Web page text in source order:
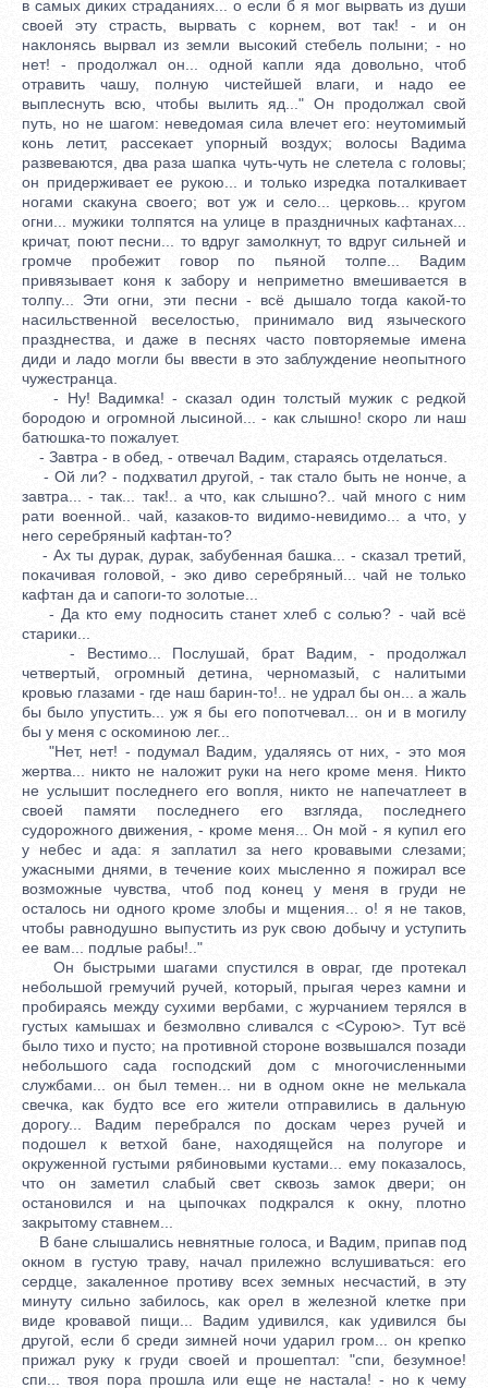
в самых диких страданиях... о если б я мог вырвать из души
своей эту страсть, вырвать с корнем, вот так! - и он
наклонясь вырвал из земли высокий стебель полыни; - но
нет! - продолжал он... одной капли яда довольно, чтоб
отравить чашу, полную чистейшей влаги, и надо ее
выплеснуть всю, чтобы вылить яд..." Он продолжал свой
путь, но не шагом: неведомая сила влечет его: неутомимый
конь летит, рассекает упорный воздух; волосы Вадима
развеваются, два раза шапка чуть-чуть не слетела с головы;
он придерживает ее рукою... и только изредка поталкивает
ногами скакуна своего; вот уж и село... церковь... кругом
огни... мужики толпятся на улице в праздничных кафтанах...
кричат, поют песни... то вдруг замолкнут, то вдруг сильней и
громче пробежит говор по пьяной толпе... Вадим
привязывает коня к забору и неприметно вмешивается в
толпу... Эти огни, эти песни - всё дышало тогда какой-то
насильственной веселостью, принимало вид языческого
празднества, и даже в песнях часто повторяемые имена
диди и ладо могли бы ввести в это заблуждение неопытного
чужестранца.
- Ну! Вадимка! - сказал один толстый мужик с редкой
бородою и огромной лысиной... - как слышно! скоро ли наш
батюшка-то пожалует.
- Завтра - в обед, - отвечал Вадим, стараясь отделаться.
- Ой ли? - подхватил другой, - так стало быть не нонче, а
завтра... - так... так!.. а что, как слышно?.. чай много с ним
рати военной.. чай, казаков-то видимо-невидимо... а что, у
него серебряный кафтан-то?
- Ах ты дурак, дурак, забубенная башка... - сказал третий,
покачивая головой, - эко диво серебряный... чай не только
кафтан да и сапоги-то золотые...
- Да кто ему подносить станет хлеб с солью? - чай всё
старики...
- Вестимо... Послушай, брат Вадим, - продолжал
четвертый, огромный детина, черномазый, с налитыми
кровью глазами - где наш барин-то!.. не удрал бы он... а жаль
бы было упустить... уж я бы его попотчевал... он и в могилу
бы у меня с оскоминою лег...
"Нет, нет! - подумал Вадим, удаляясь от них, - это моя
жертва... никто не наложит руки на него кроме меня. Никто
не услышит последнего его вопля, никто не напечатлеет в
своей памяти последнего его взгляда, последнего
судорожного движения, - кроме меня... Он мой - я купил его
у небес и ада: я заплатил за него кровавыми слезами;
ужасными днями, в течение коих мысленно я пожирал все
возможные чувства, чтоб под конец у меня в груди не
осталось ни одного кроме злобы и мщения... о! я не таков,
чтобы равнодушно выпустить из рук свою добычу и уступить
ее вам... подлые рабы!.."
Он быстрыми шагами спустился в овраг, где протекал
небольшой гремучий ручей, который, прыгая через камни и
пробираясь между сухими вербами, с журчанием терялся в
густых камышах и безмолвно сливался с <Сурою>. Тут всё
было тихо и пусто; на противной стороне возвышался позади
небольшого сада господский дом с многочисленными
службами... он был темен... ни в одном окне не мелькала
свечка, как будто все его жители отправились в дальную
дорогу... Вадим перебрался по доскам через ручей и
подошел к ветхой бане, находящейся на полугоре и
окруженной густыми рябиновыми кустами... ему показалось,
что он заметил слабый свет сквозь замок двери; он
остановился и на цыпочках подкрался к окну, плотно
закрытому ставнем...
В бане слышались невнятные голоса, и Вадим, припав под
окном в густую траву, начал прилежно вслушиваться: его
сердце, закаленное противу всех земных несчастий, в эту
минуту сильно забилось, как орел в железной клетке при
виде кровавой пищи... Вадим удивился, как удивился бы
другой, если б среди зимней ночи ударил гром... он крепко
прижал руку к груди своей и прошептал: "спи, безумное!
спи... твоя пора прошла или еще не настала! - но к чему